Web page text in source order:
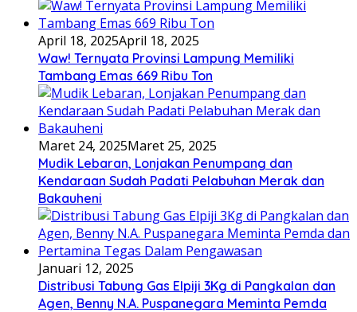
April 18, 2025April 18, 2025
Waw! Ternyata Provinsi Lampung Memiliki
Tambang Emas 669 Ribu Ton
Maret 24, 2025Maret 25, 2025
Mudik Lebaran, Lonjakan Penumpang dan
Kendaraan Sudah Padati Pelabuhan Merak dan
Bakauheni
Januari 12, 2025
Distribusi Tabung Gas Elpiji 3Kg di Pangkalan dan
Agen, Benny N.A. Puspanegara Meminta Pemda